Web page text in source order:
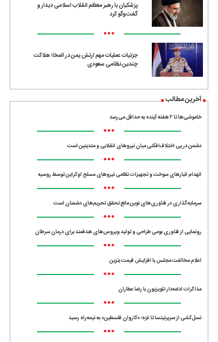
پزشکیان با رهبر معظم انقلاب اسلامی دیدار و
گفت‌وگو کرد
•••
جزئیات عملیات مهم ارتش یمن در المخا؛ هلاکت
چندین نظامی سعودی
آخرین مطالب
خاموشی‌ها تا ۲ هفته آینده به حداقل می‌رسد
•••
دشمن در پی اختلاف‌افکنی میان نیروهای انقلابی و متدینین است
•••
انهدام انبارهای سوخت و تجهیزات نظامی نیروهای مسلح اوکراین توسط روسیه
•••
سرمایه‌گذاری در فناوری‌های نوین مانع تحقق تحریم‌های دشمنان است
•••
رونمایی از فناوری بومی طراحی و تولید ویروس‌های هدفمند برای درمان سرطان
•••
اعلام مخالفت مجلس با افزایش قیمت بنزین
•••
مذاکرات ادامه‌دار تلویزیون با رضا عطاران
•••
نسل‌کشی از سربرنیتسا تا غزه؛ «کاروان فلسطین» به نیمه‌راه رسید
•••